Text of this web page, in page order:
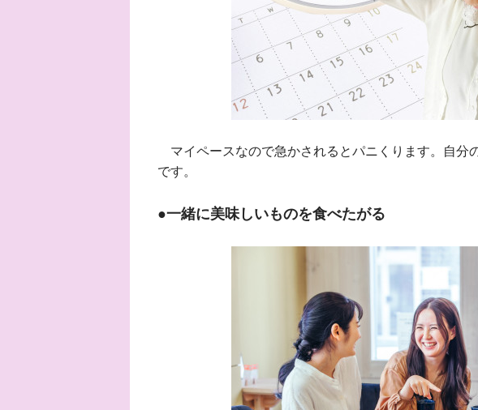
マイペースなので急かされるとパニくります。自分
です。
●一緒に美味しいものを食べたがる